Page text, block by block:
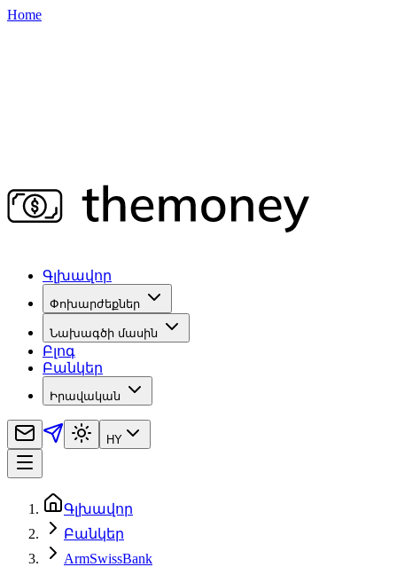
Home
Գլխավոր
Փոխարժեքներ
Նախագծի մասին
Բլոգ
Բանկեր
Իրավական
HY
Գլխավոր
Բանկեր
ArmSwissBank